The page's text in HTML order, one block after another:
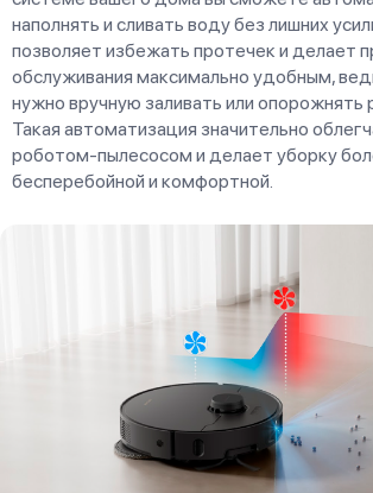
наполнять и сливать воду без лишних
позволяет избежать протечек и делает
обслуживания максимально удобным,
нужно вручную заливать или опорожнять
Такая автоматизация значительно
роботом-пылесосом и делает уборку
бесперебойной и комфортной.